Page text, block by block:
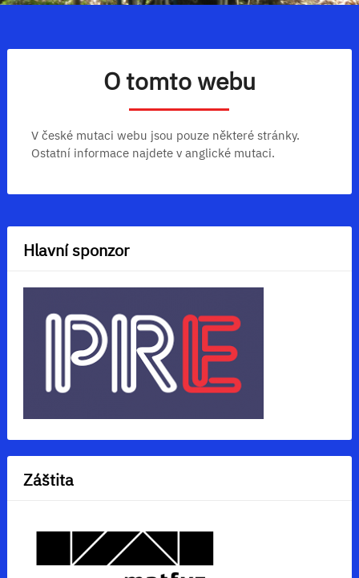
O tomto webu
V české mutaci webu jsou pouze některé stránky.
Ostatní informace najdete v anglické mutaci.
Hlavní sponzor
Záštita